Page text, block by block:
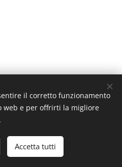
il corretto funzionamento
web e per offrirti la migliore
Accetta tutti